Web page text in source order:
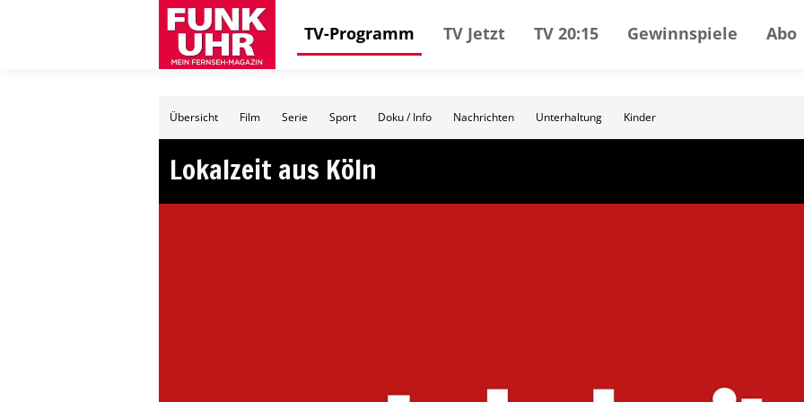
TV-Programm TV Jetzt TV 20:15 Gewinnspiele Abo
Übersicht Film Serie Sport Doku / Info Nachrichten Unterhaltung Kinder
Lokalzeit aus Köln